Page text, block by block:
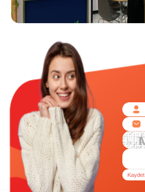
Kaydet